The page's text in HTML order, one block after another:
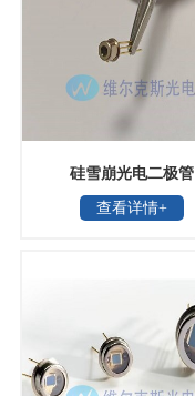
硅雪崩光电二极管
查看详情+